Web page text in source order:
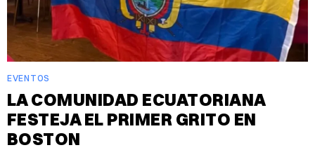
EVENTOS
LA COMUNIDAD ECUATORIANA
FESTEJA EL PRIMER GRITO EN
BOSTON